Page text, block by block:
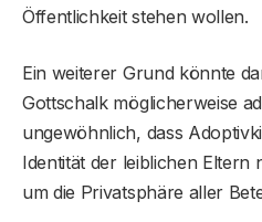
Öffentlichkeit stehen wollen.
Ein weiterer Grund könnte
Gottschalk möglicherweise
ungewöhnlich, dass
Identität der leiblichen Eltern
um die Privatsphäre aller